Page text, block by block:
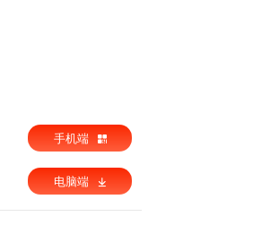
手机端
电脑端